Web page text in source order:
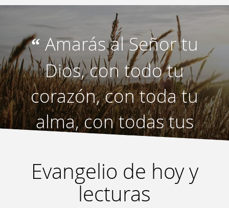
“ Amarás al Señor tu
Dios, con todo tu
corazón, con toda tu
alma, con todas tus
Evangelio de hoy y
lecturas